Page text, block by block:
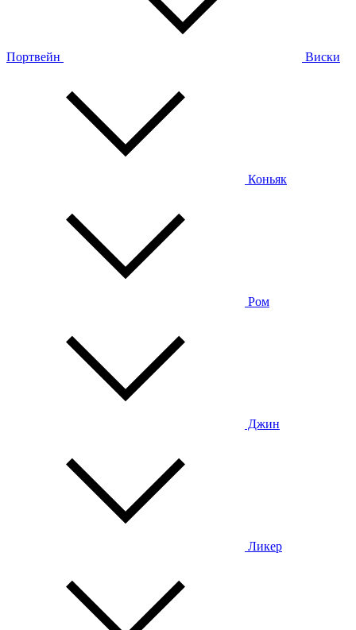
Портвейн Виски
Коньяк
Ром
Джин
Ликер